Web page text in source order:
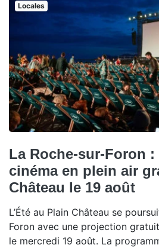
Locales
La Roche-sur-Foron :
cinéma en plein air
Château le 19 août
L’Été au Plain Château se
Foron avec une projection
le mercredi 19 août. La